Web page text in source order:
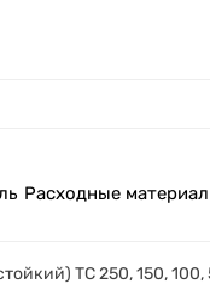
Расходные
ТС 250, 150, 100,